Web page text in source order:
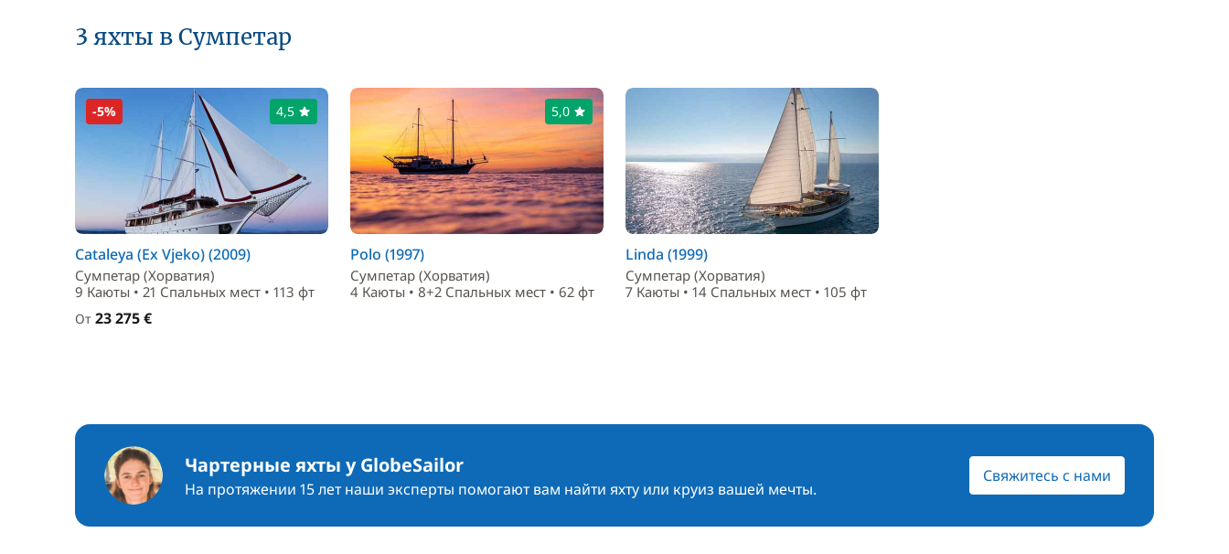
3 яхты в Сумпетар
-5% 4,5
Cataleya (Ex Vjeko) (2009)
Сумпетар (Хорватия)
9 Каюты • 21 Спальныx мест • 113 фт
От 23 275 €
5,0
Polo (1997)
Сумпетар (Хорватия)
4 Каюты • 8+2 Спальныx мест • 62 фт
Linda (1999)
Сумпетар (Хорватия)
7 Каюты • 14 Спальныx мест • 105 фт
Чартерные яхты у GlobeSailor
На протяжении 15 лет наши эксперты помогают вам найти яхту или круиз вашей мечты.
Свяжитесь с нами